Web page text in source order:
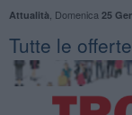
Attualità Domenica 25
​Tutte le